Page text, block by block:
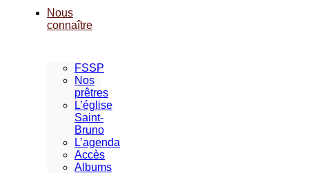
Nous
connaître
FSSP
Nos
prêtres
L’église
Saint-
Bruno
L’agenda
Accès
Albums